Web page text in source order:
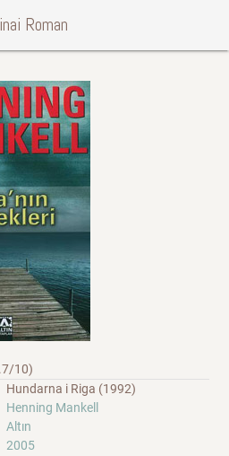
Roman
10)
Hundarna i Riga (1992)
Henning Mankell
Altın
2005